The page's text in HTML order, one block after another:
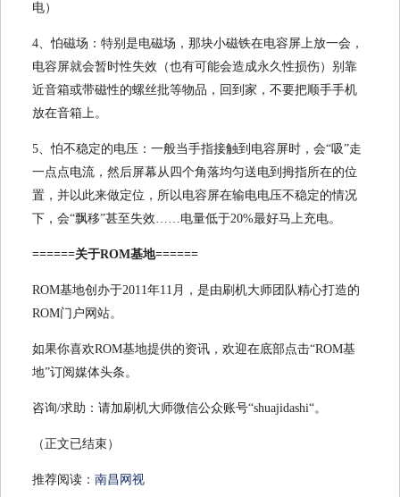
电）
4、怕磁场：特别是电磁场，那块小磁铁在电容屏上放一会，
电容屏就会暂时性失效（也有可能会造成永久性损伤）别靠
近音箱或带磁性的螺丝批等物品，回到家，不要把顺手手机
放在音箱上。
5、怕不稳定的电压：一般当手指接触到电容屏时，会“吸”走
一点点电流，然后屏幕从四个角落均匀送电到拇指所在的位
置，并以此来做定位，所以电容屏在输电电压不稳定的情况
下，会“飘移”甚至失效……电量低于20%最好马上充电。
======关于ROM基地======
ROM基地创办于2011年11月，是由刷机大师团队精心打造的
ROM门户网站。
如果你喜欢ROM基地提供的资讯，欢迎在底部点击“ROM基
地”订阅媒体头条。
咨询/求助：请加刷机大师微信公众账号“shuajidashi“。
（正文已结束）
推荐阅读： 南昌网视